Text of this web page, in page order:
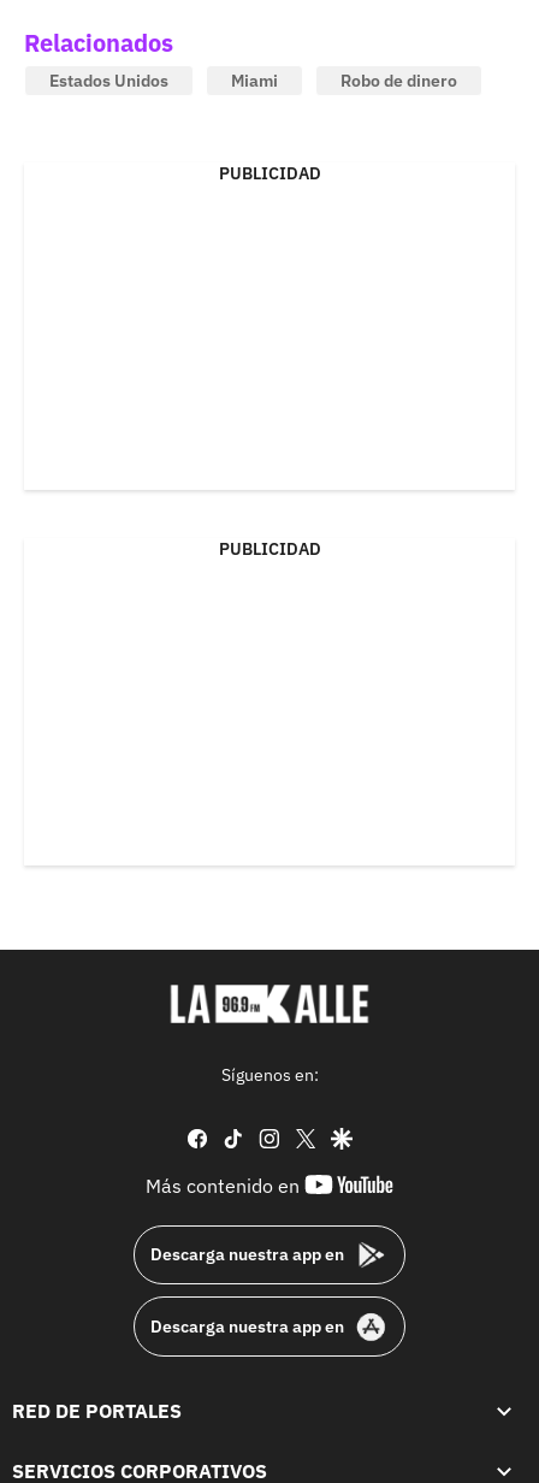
Relacionados
Estados Unidos Miami Robo de dinero
PUBLICIDAD
PUBLICIDAD
Síguenos en:
facebook
tiktok instagram
twittergoogle
Más contenido en
youtube-
Descarga nuestra app en
Descarga nuestra app en
RED DE PORTALES
SERVICIOS CORPORATIVOS